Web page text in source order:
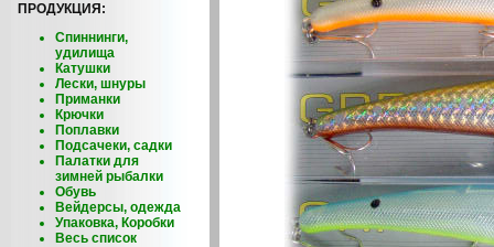
ПРОДУКЦИЯ:
Спиннинги,
удилища
Катушки
Лески, шнуры
Приманки
Крючки
Поплавки
Подсачеки, садки
Палатки для
зимней рыбалки
Обувь
Вейдерсы, одежда
Упаковка, Коробки
Весь список